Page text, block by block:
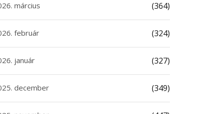
március (364)
február (324)
január (327)
december (349)